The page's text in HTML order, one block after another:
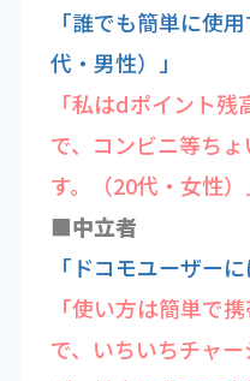
「誰でも簡単に使
代・男性）」
「私はdポイント
で、コンビニ等ち
す。（20代・女性）
■中立者
「ドコモユーザー
「使い方は簡単で
で、いちいちチャー